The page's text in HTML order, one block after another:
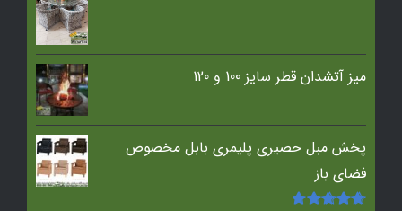
میز آتشدان قطر سایز 100 و 120
پخش مبل حصیری پلیمری بابل مخصوص
فضای باز